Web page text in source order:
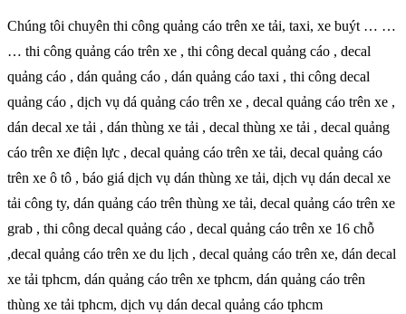
Chúng tôi chuyên thi công quảng cáo trên xe tải, taxi, xe buýt … …
… thi công quảng cáo trên xe , thi công decal quảng cáo , decal
quảng cáo , dán quảng cáo , dán quảng cáo taxi , thi công decal
quảng cáo , dịch vụ dá quảng cáo trên xe , decal quảng cáo trên xe ,
dán decal xe tải , dán thùng xe tải , decal thùng xe tải , decal quảng
cáo trên xe điện lực , decal quảng cáo trên xe tải, decal quảng cáo
trên xe ô tô , báo giá dịch vụ dán thùng xe tải, dịch vụ dán decal xe
tải công ty, dán quảng cáo trên thùng xe tải, decal quảng cáo trên xe
grab , thi công decal quảng cáo , decal quảng cáo trên xe 16 chỗ
,decal quảng cáo trên xe du lịch , decal quảng cáo trên xe, dán decal
xe tải tphcm, dán quảng cáo trên xe tphcm, dán quảng cáo trên
thùng xe tải tphcm, dịch vụ dán decal quảng cáo tphcm